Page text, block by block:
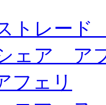
トレー
ェア ア
ェリ